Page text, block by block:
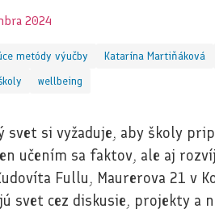
2024
metódy výučby
Katarína Martiňáková
wellbeing
svet si vyžaduje, aby školy
učením sa faktov, ale aj
Fullu, Maurerova 21 v
svet cez diskusie, projekty a